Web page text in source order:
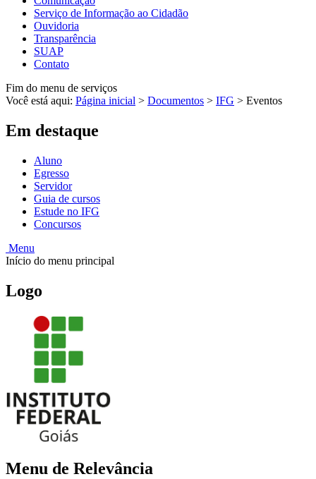
Serviço de Informação ao Cidadão
Ouvidoria
Transparência
SUAP
Contato
Fim do menu de serviços
Você está aqui: Página inicial > Documentos > IFG > Eventos
Em destaque
Aluno
Egresso
Servidor
Guia de cursos
Estude no IFG
Concursos
Menu
Início do menu principal
Logo
Menu de Relevância